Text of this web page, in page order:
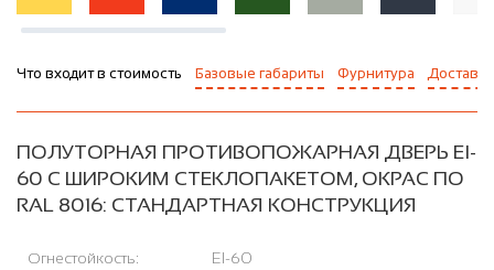
Что входит в стоимость Базовые габариты Фурнитура Доставка
ПОЛУТОРНАЯ ПРОТИВОПОЖАРНАЯ ДВЕРЬ EI-
60 С ШИРОКИМ СТЕКЛОПАКЕТОМ, ОКРАС ПО
RAL 8016: СТАНДАРТНАЯ КОНСТРУКЦИЯ
Огнестойкость: EI-60